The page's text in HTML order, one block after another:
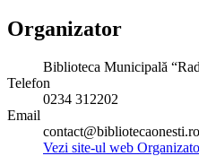
Organizator
Biblioteca Municipală
Telefon
0234 312202
Email
contact@bibliotecaonesti.ro
Vezi site-ul web